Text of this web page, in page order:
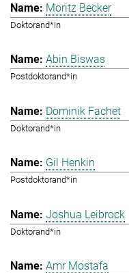
Moritz Becker
Doktorand*in
Abin Biswas
Postdoktorand*in
Dominik Fachet
Doktorand*in
Gil Henkin
Postdoktorand*in
Joshua Leibrock
Doktorand*in
Amr Mostafa